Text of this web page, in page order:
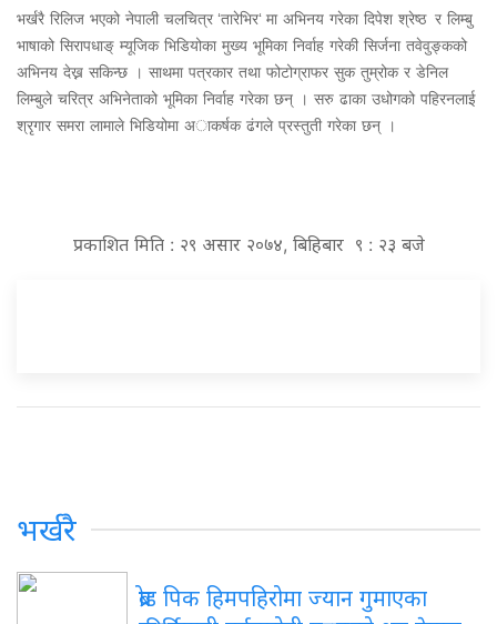
भर्खरै रिलिज भएको नेपाली चलचित्र ‘तारेभिर‘ मा अभिनय गरेका दिपेश श्रेष्ठ र लिम्बु
भाषाको सिरापधाङ् म्यूजिक भिडियोका मुख्य भूमिका निर्वाह गरेकी सिर्जना तवेवुङ्कको
अभिनय देख्न सकिन्छ । साथमा पत्रकार तथा फोटोग्राफर सुक तुम्रोक र डेनिल
लिम्बुले चरित्र अभिनेताको भूमिका निर्वाह गरेका छन् । सरु ढाका उधोगको पहिरनलाई
श्रृगार समरा लामाले भिडियोमा अाकर्षक ढंगले प्रस्तुती गरेका छन् ।
प्रकाशित मिति : २९ असार २०७४, बिहिबार ९ : २३ बजे
भर्खरै
ब्रोड पिक हिमपहिरोमा ज्यान गुमाएका